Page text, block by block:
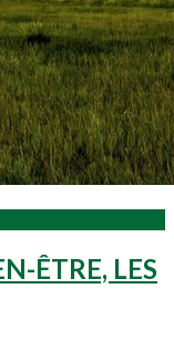
ÊTRE, LES